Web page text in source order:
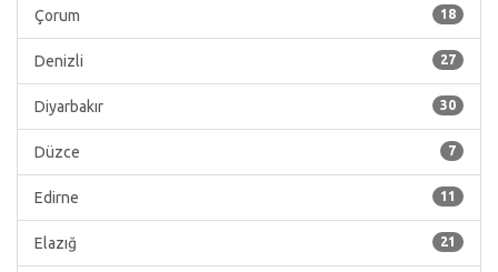
18
Çorum
27
Denizli
30
Diyarbakır
7
Düzce
11
Edirne
21
Elazığ